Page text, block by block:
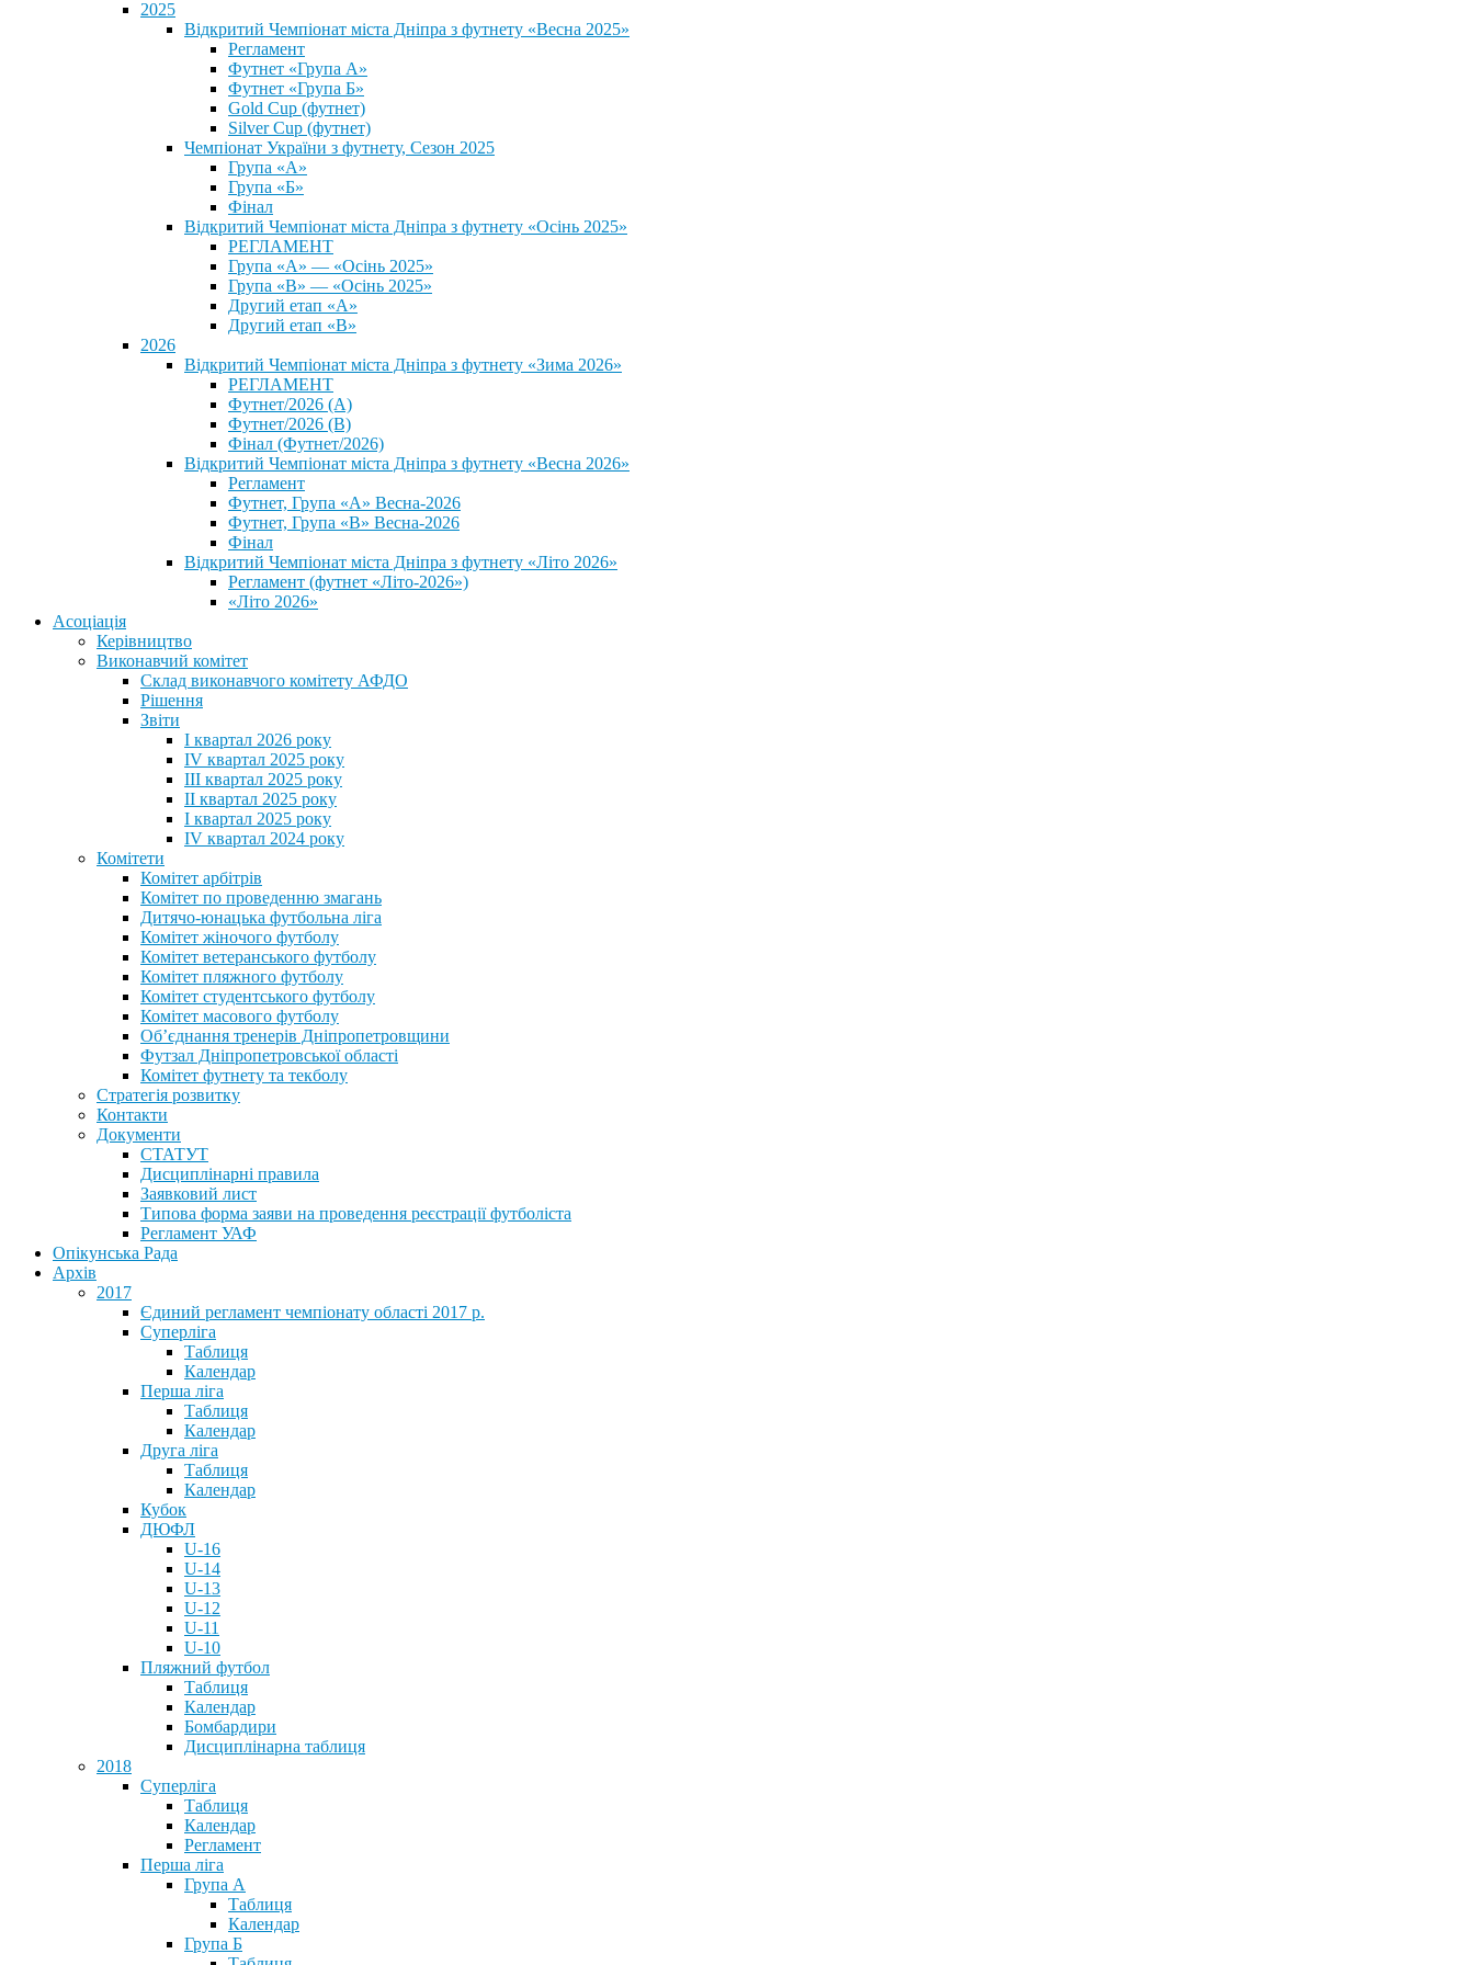
2025
Відкритий Чемпіонат міста Дніпра з футнету «Весна 2025»
Регламент
Футнет «Група А»
Футнет «Група Б»
Gold Cup (футнет)
Silver Cup (футнет)
Чемпіонат України з футнету, Сезон 2025
Група «А»
Група «Б»
Фінал
Відкритий Чемпіонат міста Дніпра з футнету «Осінь 2025»
РЕГЛАМЕНТ
Група «А» — «Осінь 2025»
Група «В» — «Осінь 2025»
Другий етап «А»
Другий етап «В»
2026
Відкритий Чемпіонат міста Дніпра з футнету «Зима 2026»
РЕГЛАМЕНТ
Футнет/2026 (А)
Футнет/2026 (В)
Фінал (Футнет/2026)
Відкритий Чемпіонат міста Дніпра з футнету «Весна 2026»
Регламент
Футнет, Група «А» Весна-2026
Футнет, Група «В» Весна-2026
Фінал
Відкритий Чемпіонат міста Дніпра з футнету «Літо 2026»
Регламент (футнет «Літо-2026»)
«Літо 2026»
Асоціація
Керівництво
Виконавчий комітет
Склад виконавчого комітету АФДО
Рішення
Звіти
I квартал 2026 року
IV квартал 2025 року
III квартал 2025 року
II квартал 2025 року
I квартал 2025 року
IV квартал 2024 року
Комітети
Комітет арбітрів
Комітет по проведенню змагань
Дитячо-юнацька футбольна ліга
Комітет жіночого футболу
Комітет ветеранського футболу
Комітет пляжного футболу
Комітет студентського футболу
Комітет масового футболу
Обʼєднання тренерів Дніпропетровщини
Футзал Дніпропетровської області
Комітет футнету та текболу
Стратегія розвитку
Контакти
Документи
СТАТУТ
Дисциплінарні правила
Заявковий лист
Типова форма заяви на проведення реєстрації футболіста
Регламент УАФ
Опікунська Рада
Архів
2017
Єдиний регламент чемпіонату області 2017 р.
Суперліга
Таблиця
Календар
Перша ліга
Таблиця
Календар
Друга ліга
Таблиця
Календар
Кубок
ДЮФЛ
U-16
U-14
U-13
U-12
U-11
U-10
Пляжний футбол
Таблиця
Календар
Бомбардири
Дисциплінарна таблиця
2018
Суперліга
Таблиця
Календар
Регламент
Перша ліга
Група А
Таблиця
Календар
Група Б